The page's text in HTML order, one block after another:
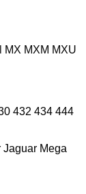
MX MXM MXU
432 434 444
Jaguar Mega